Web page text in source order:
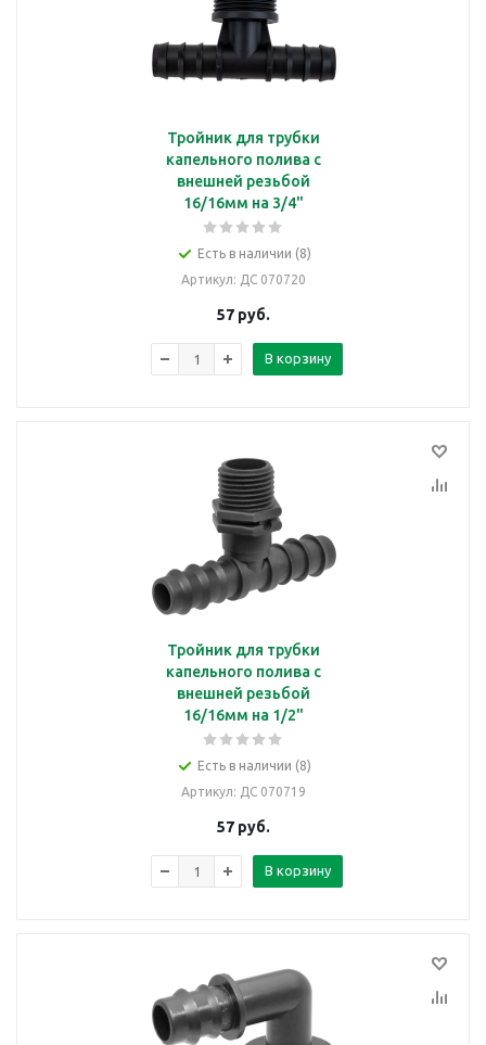
Тройник для трубки
капельного полива с
внешней резьбой
16/16мм на 3/4"
Есть в наличии (8)
Артикул: ДС 070720
57 руб.
В корзину
Тройник для трубки
капельного полива с
внешней резьбой
16/16мм на 1/2"
Есть в наличии (8)
Артикул: ДС 070719
57 руб.
В корзину